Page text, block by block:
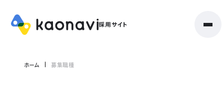
ホーム 募集職種